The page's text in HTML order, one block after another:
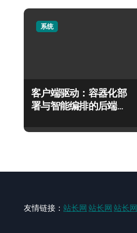
系统
客户端驱动：容器化部
署与智能编排的后端性
友情链接： 站长网 站长网 站长网